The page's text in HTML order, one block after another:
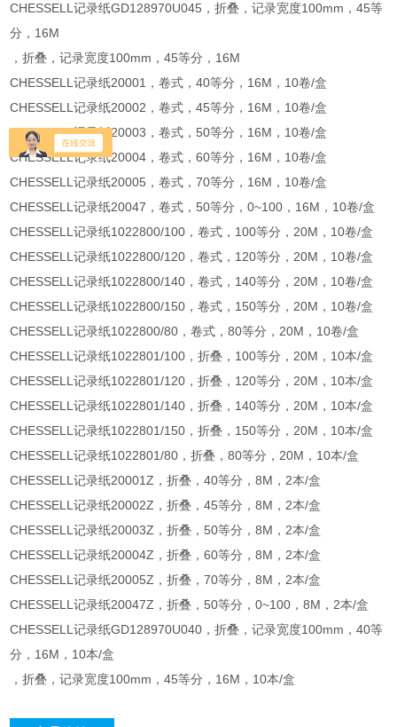
CHESSELL记录纸GD128970U045，折叠，记录宽度100mm，45等
分，16M
，折叠，记录宽度100mm，45等分，16M
CHESSELL记录纸20001，卷式，40等分，16M，10卷/盒
CHESSELL记录纸20002，卷式，45等分，16M，10卷/盒
CHESSELL记录纸20003，卷式，50等分，16M，10卷/盒
CHESSELL记录纸20004，卷式，60等分，16M，10卷/盒
CHESSELL记录纸20005，卷式，70等分，16M，10卷/盒
CHESSELL记录纸20047，卷式，50等分，0~100，16M，10卷/盒
CHESSELL记录纸1022800/100，卷式，100等分，20M，10卷/盒
CHESSELL记录纸1022800/120，卷式，120等分，20M，10卷/盒
CHESSELL记录纸1022800/140，卷式，140等分，20M，10卷/盒
CHESSELL记录纸1022800/150，卷式，150等分，20M，10卷/盒
CHESSELL记录纸1022800/80，卷式，80等分，20M，10卷/盒
CHESSELL记录纸1022801/100，折叠，100等分，20M，10本/盒
CHESSELL记录纸1022801/120，折叠，120等分，20M，10本/盒
CHESSELL记录纸1022801/140，折叠，140等分，20M，10本/盒
CHESSELL记录纸1022801/150，折叠，150等分，20M，10本/盒
CHESSELL记录纸1022801/80，折叠，80等分，20M，10本/盒
CHESSELL记录纸20001Z，折叠，40等分，8M，2本/盒
CHESSELL记录纸20002Z，折叠，45等分，8M，2本/盒
CHESSELL记录纸20003Z，折叠，50等分，8M，2本/盒
CHESSELL记录纸20004Z，折叠，60等分，8M，2本/盒
CHESSELL记录纸20005Z，折叠，70等分，8M，2本/盒
CHESSELL记录纸20047Z，折叠，50等分，0~100，8M，2本/盒
CHESSELL记录纸GD128970U040，折叠，记录宽度100mm，40等
分，16M，10本/盒
，折叠，记录宽度100mm，45等分，16M，10本/盒